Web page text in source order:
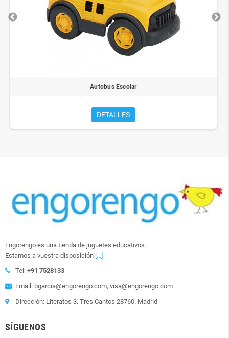
Autobus Escolar
DETALLES
Engorengo es una tienda de juguetes educativos.
Estamos a vuestra disposición [...]
Tel: +91 7528133
Email: bgarcia@engorengo.com, visa@engorengo.com
Dirección: Literatos 3. Tres Cantos 28760. Madrid
SÍGUENOS